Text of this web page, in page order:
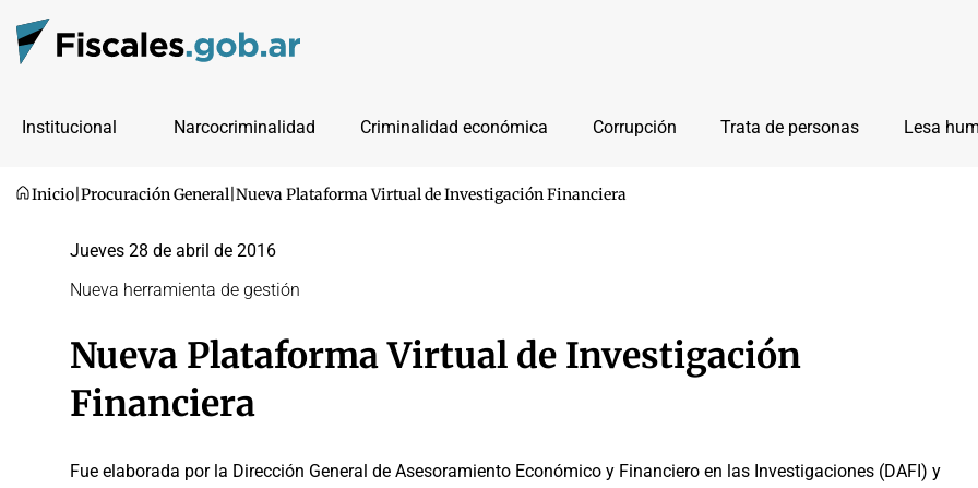
Institucional Narcocriminalidad Criminalidad económica Corrupción Trata de personas Lesa
Inicio Procuración General Nueva Plataforma Virtual de Investigación Financiera
Jueves 28 de abril de 2016
Nueva herramienta de gestión
Nueva Plataforma Virtual de Investigación
Financiera
Fue elaborada por la Dirección General de Asesoramiento Económico y Financiero en las Investigaciones (DAFI) y